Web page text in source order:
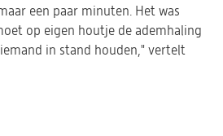
een paar minuten. Het was
op eigen houtje de ademhaling
in stand houden," vertelt